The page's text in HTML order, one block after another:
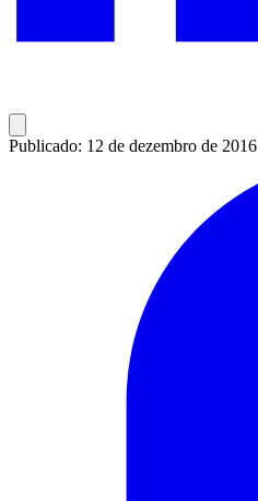
Publicado: 12 de dezembro de 2016